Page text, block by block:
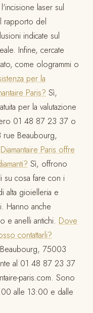
laser sul
rapporto del
indicate sul
Infine, cercate
come ologrammi o
per la
Paris? Sì,
per la valutazione
01 48 87 23 37 o
Beaubourg,
Diamantaire Paris offre
Sì, offrono
su cosa fare con i
alta gioielleria e
Hanno anche
e anelli antichi. Dove
contattarli?
Beaubourg, 75003
al 01 48 87 23 37
paris.com. Sono
alle 13:00 e dalle